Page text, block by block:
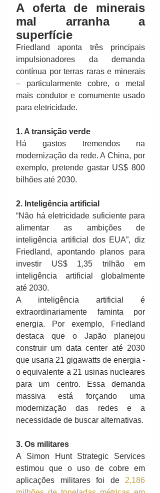
A oferta de minerais
mal arranha a
superfície
Friedland aponta três principais
impulsionadores da demanda
contínua por terras raras e minerais
– particularmente cobre, o metal
mais condutor e comumente usado
para eletricidade.
1. A transição verde
Há gastos tremendos na
modernização da rede. A China, por
exemplo, pretende gastar US$ 800
bilhões até 2030.
2. Inteligência artificial
“Não há eletricidade suficiente para
alimentar as ambições de
inteligência artificial dos EUA”, diz
Friedland, apontando planos para
investir US$ 1,35 trilhão em
inteligência artificial globalmente
até 2030.
A inteligência artificial é
extraordinariamente faminta por
energia. Por exemplo, Friedland
destaca que o Japão planejou
construir um data center até 2030
que usaria 21 gigawatts de energia -
o equivalente a 21 usinas nucleares
para um centro. Essa demanda
massiva está forçando uma
modernização das redes e a
necessidade de buscar alternativas.
3. Os militares
A Simon Hunt Strategic Services
estimou que o uso de cobre em
aplicações militares foi de 2,186